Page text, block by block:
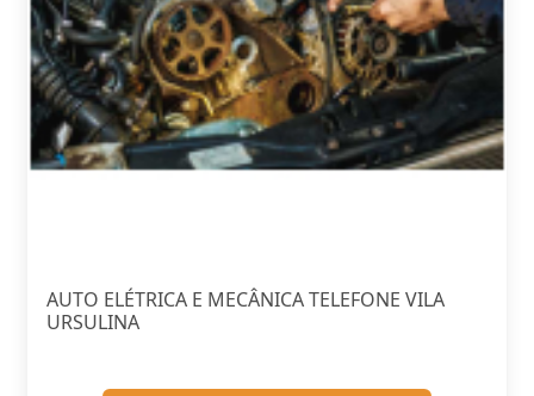
AUTO ELÉTRICA E MECÂNICA TELEFONE VILA
URSULINA